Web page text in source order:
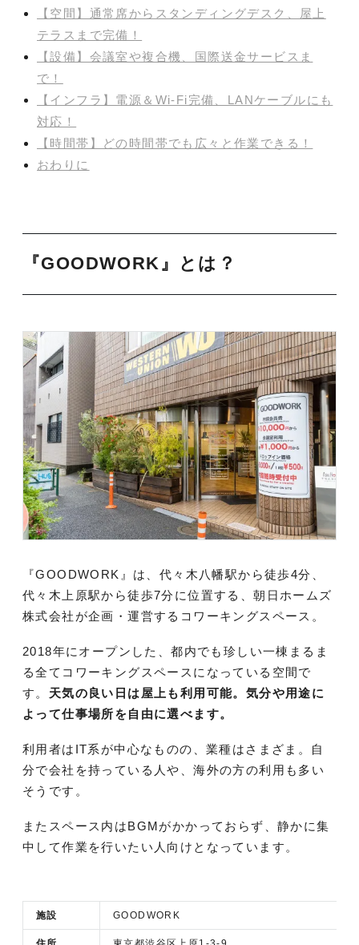
【空間】通常席からスタンディングデスク、屋上
テラスまで完備！
【設備】会議室や複合機、国際送金サービスま
で！
【インフラ】電源＆Wi-Fi完備、LANケーブルにも
対応！
【時間帯】どの時間帯でも広々と作業できる！
おわりに
『GOODWORK』とは？
『GOODWORK』は、代々木八幡駅から徒歩4分、
代々木上原駅から徒歩7分に位置する、朝日ホームズ
株式会社が企画・運営するコワーキングスペース。
2018年にオープンした、都内でも珍しい一棟まるま
る全てコワーキングスペースになっている空間で
す。 天気の良い日は屋上も利用可能。気分や用途に
よって仕事場所を自由に選べます。
利用者はIT系が中心なものの、業種はさまざま。自
分で会社を持っている人や、海外の方の利用も多い
そうです。
またスペース内はBGMがかかっておらず、静かに集
中して作業を行いたい人向けとなっています。
施設 GOODWORK